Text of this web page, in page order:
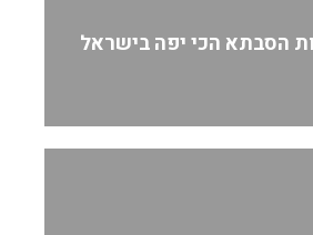
הסבתא הכי יפה בישראל